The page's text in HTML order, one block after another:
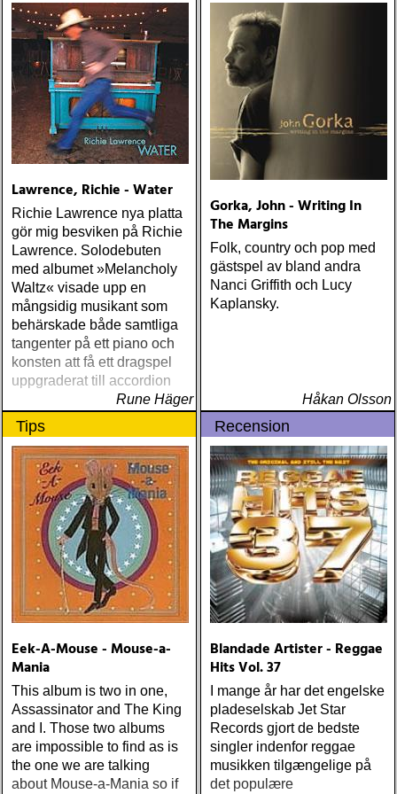
Lawrence, Richie - Water
Richie Lawrence nya platta
gör mig besviken på Richie
Lawrence. Solodebuten
med albumet »Melancholy
Waltz« visade upp en
mångsidig musikant som
behärskade både samtliga
tangenter på ett piano och
konsten att få ett dragspel
uppgraderat till accordion
Rune Häger
Gorka, John - Writing In
The Margins
Folk, country och pop med
gästspel av bland andra
Nanci Griffith och Lucy
Kaplansky.
Håkan Olsson
Tips
Eek-A-Mouse - Mouse-a-
Mania
This album is two in one,
Assassinator and The King
and I. Those two albums
are impossible to find as is
the one we are talking
about Mouse-a-Mania so if
Recension
Blandade Artister - Reggae
Hits Vol. 37
I mange år har det engelske
pladeselskab Jet Star
Records gjort de bedste
singler indenfor reggae
musikken tilgængelige på
det populære